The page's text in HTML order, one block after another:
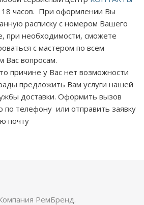
18 часов. При оформлении Вы
расписку с номером Вашего
при необходимости, сможете
с мастером по всем
вопросам.
причине у Вас нет возможности
предложить Вам услуги нашей
доставки. Оформить вызов
по телефону или отправить заявку
почту
РемБренд.